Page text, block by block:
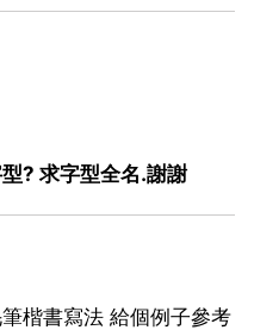
? 求字型全名.謝謝
楷書寫法 給個例子參考